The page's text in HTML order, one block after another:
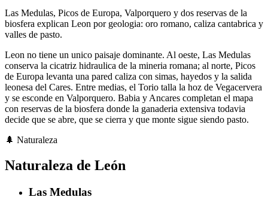
Las Medulas, Picos de Europa, Valporquero y dos reservas de la
biosfera explican Leon por geologia: oro romano, caliza cantabrica y
valles de pasto.
Leon no tiene un unico paisaje dominante. Al oeste, Las Medulas
conserva la cicatriz hidraulica de la mineria romana; al norte, Picos
de Europa levanta una pared caliza con simas, hayedos y la salida
leonesa del Cares. Entre medias, el Torio talla la hoz de Vegacervera
y se esconde en Valporquero. Babia y Ancares completan el mapa
con reservas de la biosfera donde la ganaderia extensiva todavia
decide que se abre, que se cierra y que monte sigue siendo pasto.
🌲 Naturaleza
Naturaleza de León
Las Medulas